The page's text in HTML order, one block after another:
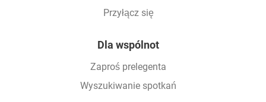
Przyłącz się
Dla wspólnot
Zaproś prelegenta
Wyszukiwanie spotkań